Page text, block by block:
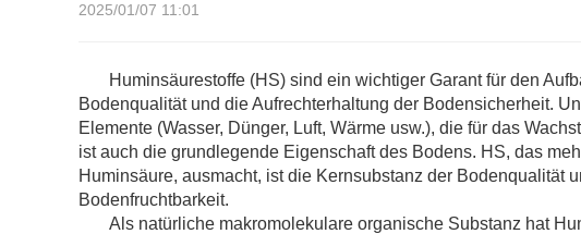
2025/01/07 11:01
Huminsäurestoffe (HS) sind ein wichtiger Garant für den
Bodenqualität und die Aufrechterhaltung der Bodensicherheit.
Elemente (Wasser, Dünger, Luft, Wärme usw.), die für das
ist auch die grundlegende Eigenschaft des Bodens. HS, das
Huminsäure, ausmacht, ist die Kernsubstanz der Bodenqualität
Bodenfruchtbarkeit.
Als natürliche makromolekulare organische Substanz hat